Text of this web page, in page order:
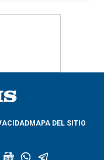
MAPA DEL SITIO
g w